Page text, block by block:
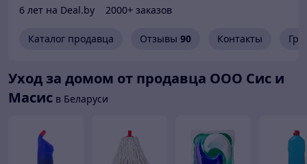
6 лет на Deal.by
2000+ заказов
Каталог продавца Отзывы 90 Контакты
Уход за домом от продавца ООО Сис и
Масис в Беларуси